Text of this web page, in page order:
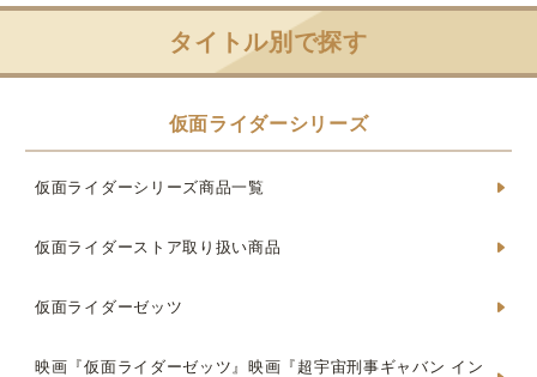
タイトル別で探す
仮面ライダーシリーズ
仮面ライダーシリーズ商品一覧
仮面ライダーストア取り扱い商品
仮面ライダーゼッツ
映画『仮面ライダーゼッツ』映画『超宇宙刑事ギャバン イン